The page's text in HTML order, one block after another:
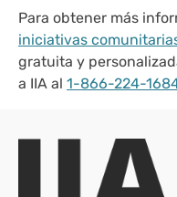
Para obtener más
iniciativas
gratuita y
a IIA al 1-866-224-